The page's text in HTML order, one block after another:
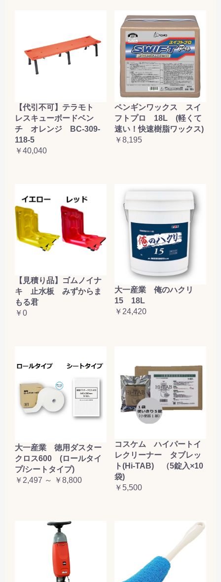
【代引不可】テラモト
レスキューボードベン
チ オレンジ BC-309-
118-5
￥40,040
ペンギンワックス スイ
フトプロ 18L (軽くて
速い！快速樹脂ワックス)
￥8,195
【見積り品】ゴムノイナ
キ 止水板 みずからま
もる君
￥0
大一産業 俺のハクリ
15 18L
￥24,420
大一産業 徳用ダスター
クロス600 (ロールタイ
プ/シートタイプ)
￥2,497 ～ ￥8,800
コスケム ハイパートイ
レクリーナー タブレッ
ト(Hi-TAB) （5錠入×10
袋)
￥5,500